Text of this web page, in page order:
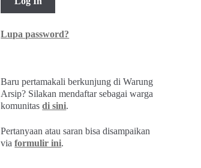
Lupa password?
Baru pertamakali berkunjung di Warung
Arsip? Silakan mendaftar sebagai warga
komunitasdi sini.
Pertanyaan atau saran bisa disampaikan
viaformulir ini.